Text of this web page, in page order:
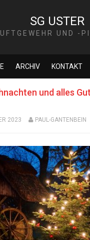
SG USTER
UND -
ARCHIV KONTAKT
und alles
2023 PAUL-GANTENBEIN